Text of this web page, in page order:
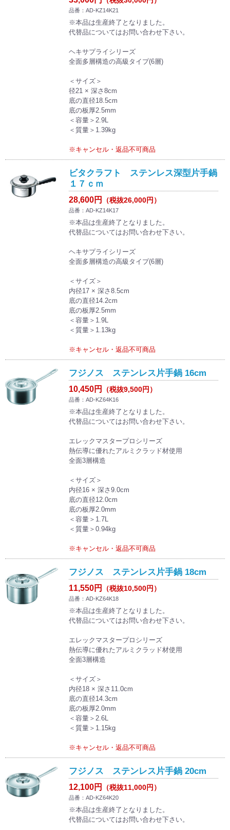
品番：AD-KZ14K21
※本品は生産終了となりました。
代替品についてはお問い合わせ下さい。
ヘキサプライシリーズ
全面多層構造の高級タイプ(6層)
＜サイズ＞
径21 × 深さ8cm
底の直径18.5cm
底の板厚2.5mm
＜容量＞2.9L
＜質量＞1.39kg
※キャンセル・返品不可商品
ビタクラフト ステンレス深型片手鍋
１７ｃｍ
28,600円 （税抜26,000円）
品番：AD-KZ14K17
※本品は生産終了となりました。
代替品についてはお問い合わせ下さい。
ヘキサプライシリーズ
全面多層構造の高級タイプ(6層)
＜サイズ＞
内径17 × 深さ8.5cm
底の直径14.2cm
底の板厚2.5mm
＜容量＞1.9L
＜質量＞1.13kg
※キャンセル・返品不可商品
フジノス ステンレス片手鍋 16cm
10,450円 （税抜9,500円）
品番：AD-KZ64K16
※本品は生産終了となりました。
代替品についてはお問い合わせ下さい。
エレックマスタープロシリーズ
熱伝導に優れたアルミクラッド材使用
全面3層構造
＜サイズ＞
内径16 × 深さ9.0cm
底の直径12.0cm
底の板厚2.0mm
＜容量＞1.7L
＜質量＞0.94kg
※キャンセル・返品不可商品
フジノス ステンレス片手鍋 18cm
11,550円 （税抜10,500円）
品番：AD-KZ64K18
※本品は生産終了となりました。
代替品についてはお問い合わせ下さい。
エレックマスタープロシリーズ
熱伝導に優れたアルミクラッド材使用
全面3層構造
＜サイズ＞
内径18 × 深さ11.0cm
底の直径14.3cm
底の板厚2.0mm
＜容量＞2.6L
＜質量＞1.15kg
※キャンセル・返品不可商品
フジノス ステンレス片手鍋 20cm
12,100円 （税抜11,000円）
品番：AD-KZ64K20
※本品は生産終了となりました。
代替品についてはお問い合わせ下さい。